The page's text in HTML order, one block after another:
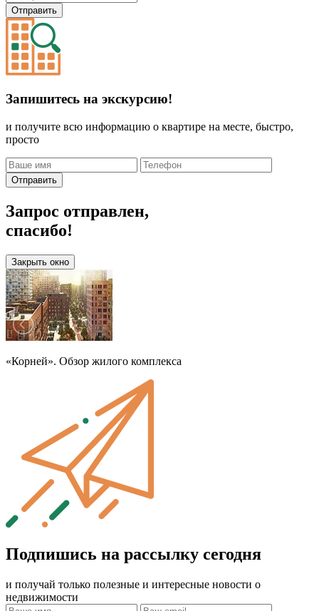
Отправить
Запишитесь на экскурсию!
и получите всю информацию о квартире на месте, быстро,
просто
Отправить
Запрос отправлен,
спасибо!
Закрыть окно
«Корней». Обзор жилого комплекса
Подпишись на рассылку сегодня
и получай только полезные и интересные новости о
недвижимости